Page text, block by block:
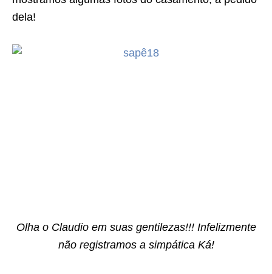
dela!
Olha o Claudio em suas gentilezas!!! Infelizmente
não registramos a simpática Ká!